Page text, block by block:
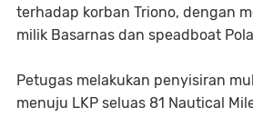
terhadap korban Triono, dengan
milik Basarnas dan speadboat
Petugas melakukan penyisiran
menuju LKP seluas 81 Nautical